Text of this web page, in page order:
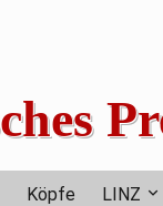
Köpfe LINZ